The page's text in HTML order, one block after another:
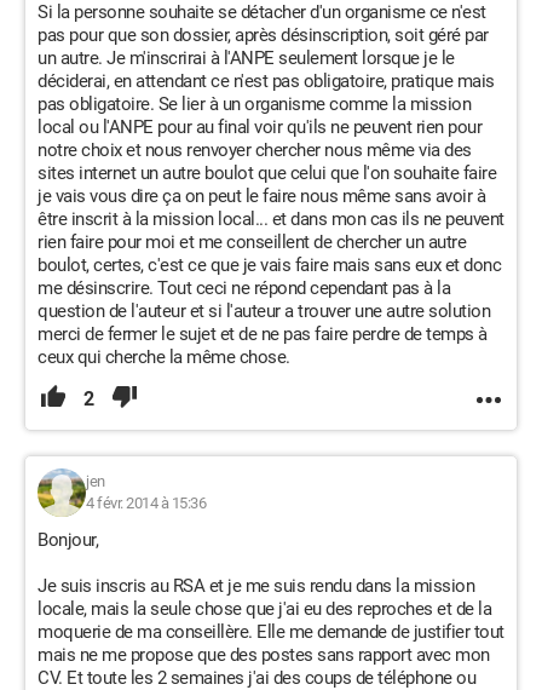
Si la personne souhaite se détacher d'un organisme ce n'est
pas pour que son dossier, après désinscription, soit géré par
un autre. Je m'inscrirai à l'ANPE seulement lorsque je le
déciderai, en attendant ce n'est pas obligatoire, pratique mais
pas obligatoire. Se lier à un organisme comme la mission
local ou l'ANPE pour au final voir qu'ils ne peuvent rien pour
notre choix et nous renvoyer chercher nous même via des
sites internet un autre boulot que celui que l'on souhaite faire
je vais vous dire ça on peut le faire nous même sans avoir à
être inscrit à la mission local... et dans mon cas ils ne peuvent
rien faire pour moi et me conseillent de chercher un autre
boulot, certes, c'est ce que je vais faire mais sans eux et donc
me désinscrire. Tout ceci ne répond cependant pas à la
question de l'auteur et si l'auteur a trouver une autre solution
merci de fermer le sujet et de ne pas faire perdre de temps à
ceux qui cherche la même chose.
2
jen
4 févr. 2014 à 15:36
Bonjour,
Je suis inscris au RSA et je me suis rendu dans la mission
locale, mais la seule chose que j'ai eu des reproches et de la
moquerie de ma conseillère. Elle me demande de justifier tout
mais ne me propose que des postes sans rapport avec mon
CV. Et toute les 2 semaines j'ai des coups de téléphone ou